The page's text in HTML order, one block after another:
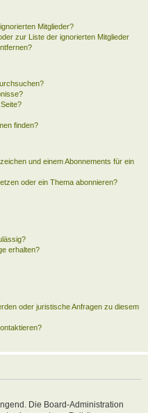
Mitglieder?
zur Liste der ignorierten Mitglieder
finden?
und einem Abonnements für ein
oder ein Thema abonnieren?
erhalten?
oder juristische Anfragen zu diesem
Die Board-Administration